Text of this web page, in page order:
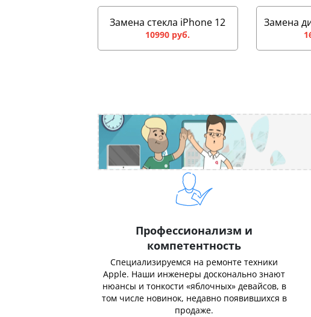
Замена стекла iPhone 12
10990 руб.
Замена
Профессионализм и
компетентность
Специализируемся на ремонте техники
Apple. Наши инженеры досконально знают
нюансы и тонкости «яблочных» девайсов, в
том числе новинок, недавно появившихся в
продаже.